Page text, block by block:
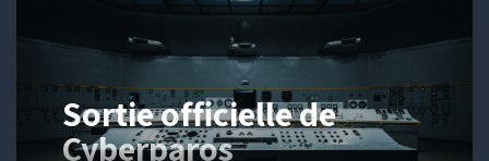
Sortie officielle de
Cyberparos